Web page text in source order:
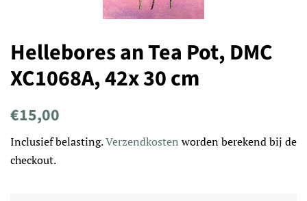
Hellebores an Tea Pot, DMC
XC1068A, 42x 30 cm
Normale
€15,00
Inclusief belasting.Verzendkosten worden berekend bij de
checkout.